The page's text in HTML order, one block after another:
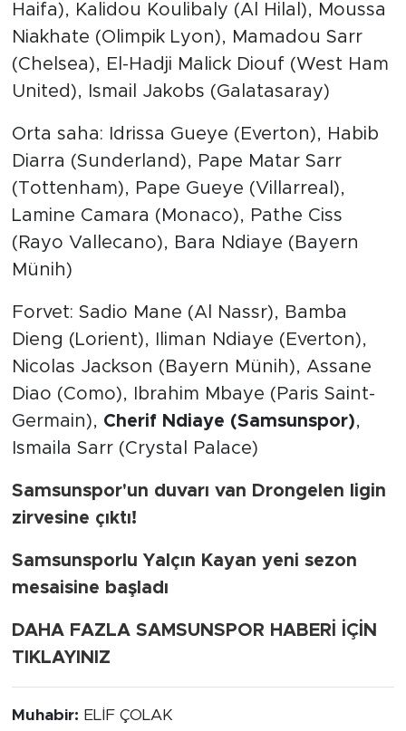
Haifa), Kalidou Koulibaly (Al Hilal), Moussa
Niakhate (Olimpik Lyon), Mamadou Sarr
(Chelsea), El-Hadji Malick Diouf (West Ham
United), Ismail Jakobs (Galatasaray)
Orta saha: Idrissa Gueye (Everton), Habib
Diarra (Sunderland), Pape Matar Sarr
(Tottenham), Pape Gueye (Villarreal),
Lamine Camara (Monaco), Pathe Ciss
(Rayo Vallecano), Bara Ndiaye (Bayern
Münih)
Forvet: Sadio Mane (Al Nassr), Bamba
Dieng (Lorient), Iliman Ndiaye (Everton),
Nicolas Jackson (Bayern Münih), Assane
Diao (Como), Ibrahim Mbaye (Paris Saint-
Germain), Cherif Ndiaye (Samsunspor),
Ismaila Sarr (Crystal Palace)
Samsunspor'un duvarı van Drongelen ligin
zirvesine çıktı!
Samsunsporlu Yalçın Kayan yeni sezon
mesaisine başladı
DAHA FAZLA SAMSUNSPOR HABERİ İÇİN
TIKLAYINIZ
Muhabir: ELİF ÇOLAK